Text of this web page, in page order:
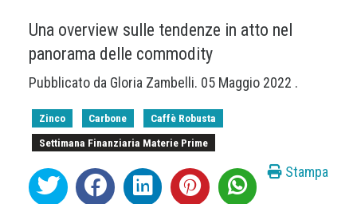
Una overview sulle tendenze in atto nel
panorama delle commodity
Pubblicato da Gloria Zambelli. 05 Maggio 2022 .
Zinco Carbone
Caffè Robusta
Settimana Finanziaria Materie Prime
Stampa